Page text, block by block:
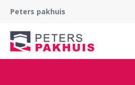
Peters pakhuis